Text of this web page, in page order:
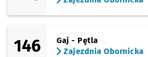
146
Gaj - Pętla
Zajezdnia Obornicka